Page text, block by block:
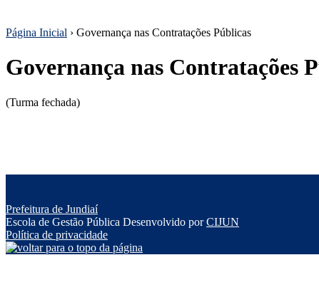
Página Inicial › Governança nas Contratações Públicas
Governança nas Contratações
(Turma fechada)
Prefeitura de Jundiaí
Escola de Gestão Pública Desenvolvido porCIJUN
Política de privacidade